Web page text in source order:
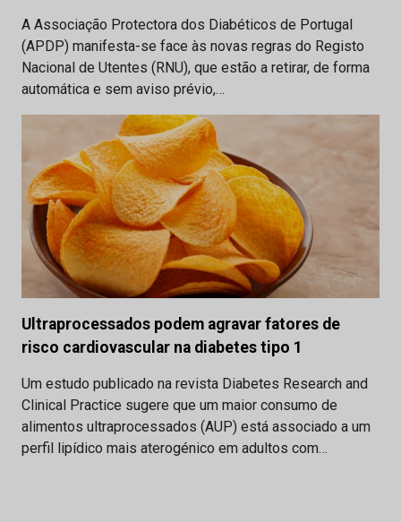
A Associação Protectora dos Diabéticos de Portugal
(APDP) manifesta-se face às novas regras do Registo
Nacional de Utentes (RNU), que estão a retirar, de forma
automática e sem aviso prévio,…
Ultraprocessados podem agravar fatores de
risco cardiovascular na diabetes tipo 1
Um estudo publicado na revista Diabetes Research and
Clinical Practice sugere que um maior consumo de
alimentos ultraprocessados (AUP) está associado a um
perfil lipídico mais aterogénico em adultos com…